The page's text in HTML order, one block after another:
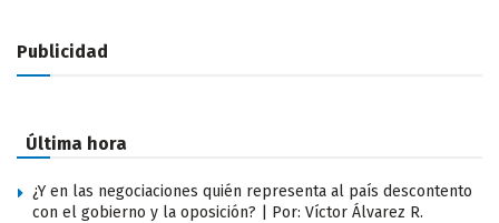
Publicidad
Última hora
¿Y en las negociaciones quién representa al país descontento
con el gobierno y la oposición? | Por: Víctor Álvarez R.